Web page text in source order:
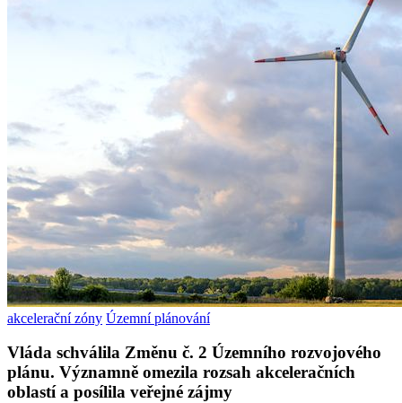
akcelerační zóny Územní plánování
Vláda schválila Změnu č. 2 Územního rozvojového
plánu. Významně omezila rozsah akceleračních
oblastí a posílila veřejné zájmy